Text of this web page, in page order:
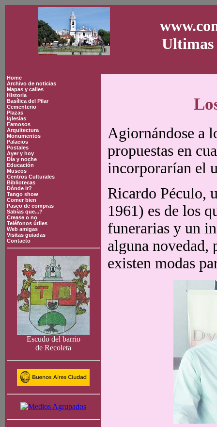
Ultimas
Home
Archivo de noticias
Mapas y calles
Historia
Basílica del Pilar
Cementerio
Plazas
Iglesias
Famosos
Arquitectura
Monumentos
Palacios
Postales
Ayer y hoy
Día y noche
Educación
Museos
Centros Culturales
Bibliotecas
Dónde ir?
Tango show
Comer bien
Paseo de compras
Sabías que...?
Crease o no
Teléfonos útiles
Web amigas
Visitas guiadas
Contacto
Escudo del barrio
de Recoleta
Agiornándose a
propuestas en
incorporarían el
Ricardo Péculo,
1961) es de los
funerarias y un
alguna novedad,
existen modas